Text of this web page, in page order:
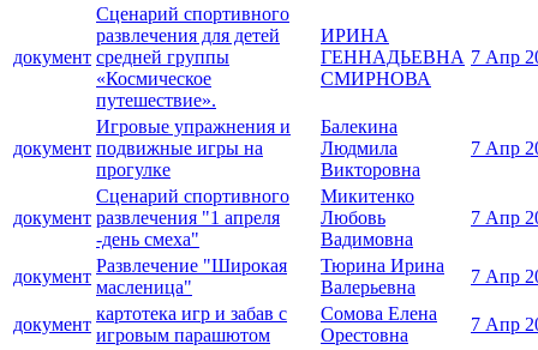
документ
Сценарий спортивного
развлечения для детей
средней группы
«Космическое
путешествие».
ИРИНА
ГЕННАДЬЕВНА
СМИРНОВА
7 Апр
документ
Игровые упражнения и
подвижные игры на
прогулке
Балекина
Людмила
Викторовна
7 Апр
документ
Сценарий спортивного
развлечения "1 апреля
-день смеха"
Микитенко
Любовь
Вадимовна
7 Апр
документ
Развлечение "Широкая
масленица"
Тюрина Ирина
Валерьевна
7 Апр
документ
картотека игр и забав с
игровым парашютом
Сомова Елена
Орестовна
7 Апр